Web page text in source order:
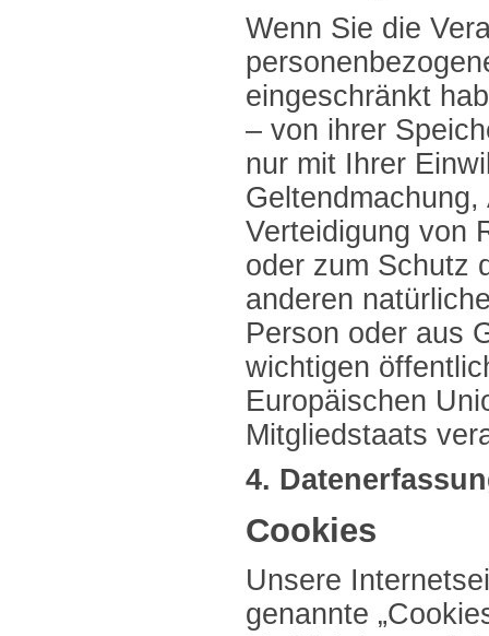
Wenn Sie die
eingeschränkt
– von ihrer
nur mit Ihrer
Verteidigung von
oder zum Schutz
anderen
Person oder aus
wichtigen
Europäischen
Mitgliedstaats
4.
Cookies
Unsere
genannte